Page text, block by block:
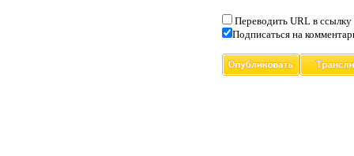
Переводить URL в ссылку
Подписаться на